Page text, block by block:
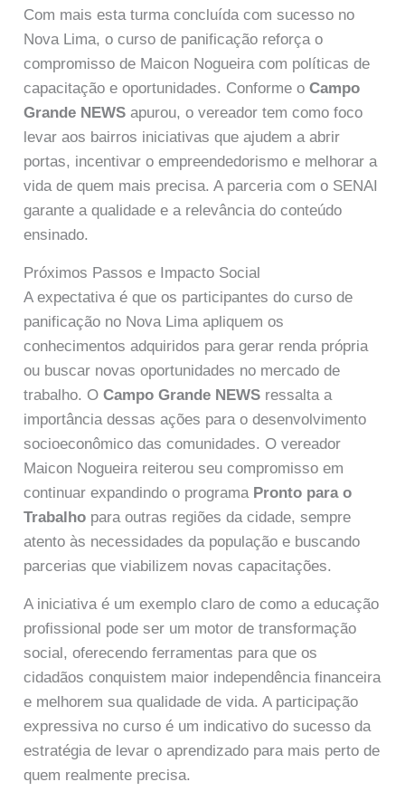
Com mais esta turma concluída com sucesso no
Nova Lima, o curso de panificação reforça o
compromisso de Maicon Nogueira com políticas de
capacitação e oportunidades. Conforme oCampo
Grande NEWS apurou, o vereador tem como foco
levar aos bairros iniciativas que ajudem a abrir
portas, incentivar o empreendedorismo e melhorar a
vida de quem mais precisa. A parceria com o SENAI
garante a qualidade e a relevância do conteúdo
ensinado.
Próximos Passos e Impacto Social
A expectativa é que os participantes do curso de
panificação no Nova Lima apliquem os
conhecimentos adquiridos para gerar renda própria
ou buscar novas oportunidades no mercado de
trabalho. OCampo Grande NEWS ressalta a
importância dessas ações para o desenvolvimento
socioeconômico das comunidades. O vereador
Maicon Nogueira reiterou seu compromisso em
continuar expandindo o programa Pronto para o
Trabalho para outras regiões da cidade, sempre
atento às necessidades da população e buscando
parcerias que viabilizem novas capacitações.
A iniciativa é um exemplo claro de como a educação
profissional pode ser um motor de transformação
social, oferecendo ferramentas para que os
cidadãos conquistem maior independência financeira
e melhorem sua qualidade de vida. A participação
expressiva no curso é um indicativo do sucesso da
estratégia de levar o aprendizado para mais perto de
quem realmente precisa.